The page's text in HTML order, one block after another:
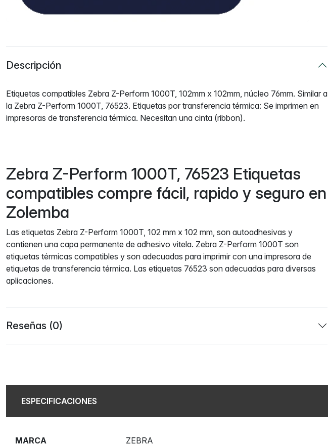
Descripción
Etiquetas compatibles Zebra Z-Perform 1000T, 102mm x 102mm, núcleo 76mm. Similar a
la Zebra Z-Perform 1000T, 76523. Etiquetas por transferencia térmica: Se imprimen en
impresoras de transferencia térmica. Necesitan una cinta (ribbon).
Zebra Z-Perform 1000T, 76523 Etiquetas
compatibles compre fácil, rapido y seguro en
Zolemba
Las etiquetas Zebra Z-Perform 1000T, 102 mm x 102 mm, son autoadhesivas y
contienen una capa permanente de adhesivo vitela. Zebra Z-Perform 1000T son
etiquetas térmicas compatibles y son adecuadas para imprimir con una impresora de
etiquetas de transferencia térmica. Las etiquetas 76523 son adecuadas para diversas
aplicaciones.
Reseñas (0)
ESPECIFICACIONES
MARCA ZEBRA